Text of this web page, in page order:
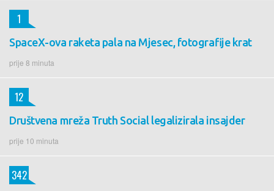
SpaceX-ova raketa pala na Mjesec, fotografije krat
prije 8 minuta
1
Društvena mreža Truth Social legalizirala insajder
prije 10 minuta
12
342